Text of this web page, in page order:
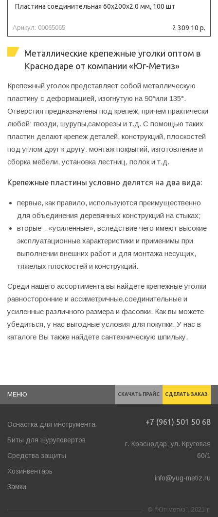
Пластина соединительная 60х200х2.0 мм, 100 шт
Арикул: 00065065 2 309.10 р.
Металлические крепежные уголки оптом в
Краснодаре от компании «Юг-Метиз»
Крепежный уголок представляет собой металлическую
пластину с деформацией, изогнутую на 90°или 135°.
Отверстия предназначены под крепеж, причем практически
любой: гвозди, шурупы,саморезы и т.д. С помощью таких
пластин делают крепеж деталей, конструкций, плоскостей
под углом друг к другу: монтаж покрытий, изготовление и
сборка мебели, установка лестниц, полок и т.д.
Крепежные пластины условно делятся на два вида:
первые, как правило, используются преимущественно
для объединения деревянных конструкций на стыках;
вторые - «усиленные», вследствие чего имеют высокие
эксплуатационные характеристики и применимы при
выполнении внешних работ и для монтажа несущих,
тяжелых плоскостей и конструкций.
Среди нашего ассортимента вы найдете крепежные уголки
равносторонние и ассиметричные,соединительные и
усиленные различного размера и фасовки. Как вы можете
убедиться, у нас выгодные условия для покупки. У нас в
каталоге Вы также найдете сантехническую шпильку.
МЕНЮ СКАЧАТЬ ПРАЙС СДЕЛАТЬ ЗАКАЗ
Оснастка для инструмента
Биты для шуруповертов
Средства защиты
Хозинвентарь
Замки
+7 (961) 501 50 68
г. Краснодар, ул. Круговая
60/1
info@yug-metiz.ru
© “Юг-метиз”, 2021 г.